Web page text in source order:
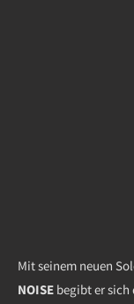
Mit seinem neuen
NOISE begibt er